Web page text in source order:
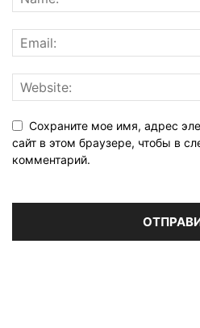
Сохраните мое имя, адрес
сайт в этом браузере, чтобы в
комментарий.